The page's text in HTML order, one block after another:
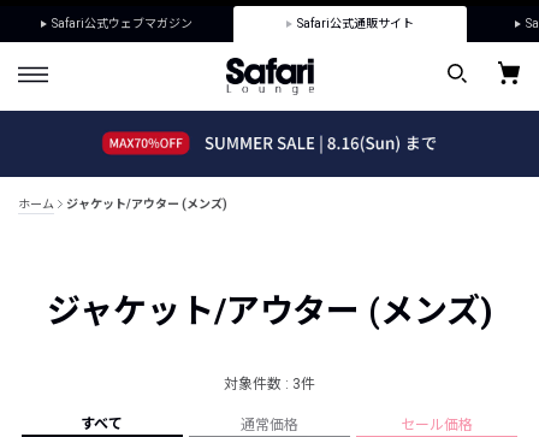
Safari公式ウェブマガジン Safari公式通販サイト
ホーム ジャケット/アウター (メンズ)
ジャケット/アウター (メンズ)
対象件数 : 3件
すべて 通常価格 セール価格